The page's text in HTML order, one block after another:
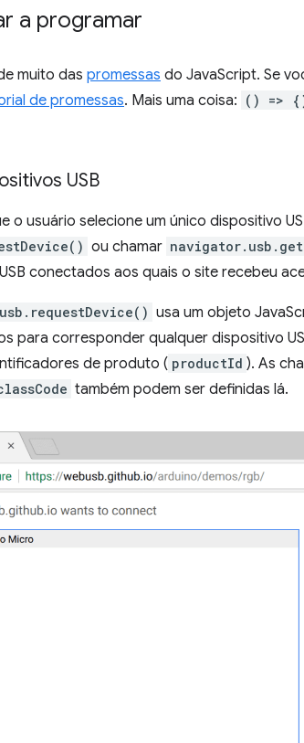
a programar
muito das promessas do JavaScript. Se
de promessas. Mais uma coisa: () =>
USB
o usuário selecione um único dispositivo
ou chamar
conectados aos quais o site recebeu
usa um objeto
para corresponder qualquer dispositivo
de produto ( productId ). As
também podem ser definidas lá.